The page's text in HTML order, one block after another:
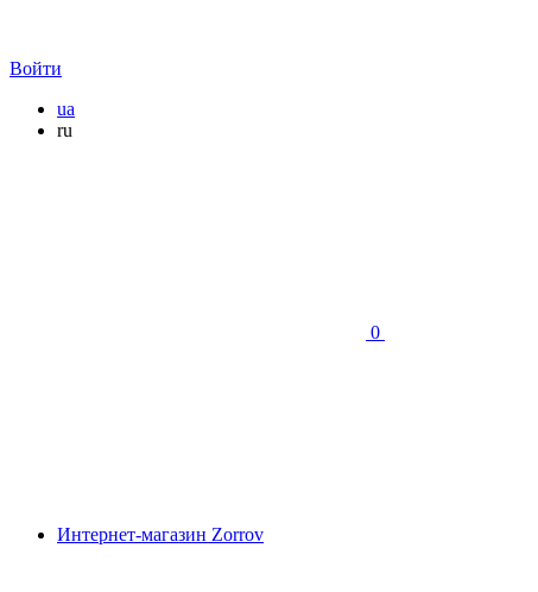
Войти
ua
ru
0
Интернет-магазин Zorrov